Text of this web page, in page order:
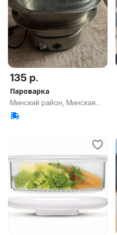
135 р.
Пароварка
Минский район, Минская
обл.